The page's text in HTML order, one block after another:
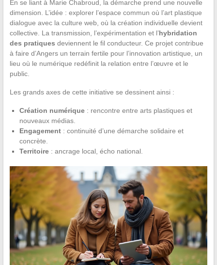
En se liant à Marie Chabroud, la démarche prend une nouvelle
dimension. L’idée : explorer l’espace commun où l’art plastique
dialogue avec la culture web, où la création individuelle devient
collective. La transmission, l’expérimentation et l’hybridation
des pratiques deviennent le fil conducteur. Ce projet contribue
à faire d’Angers un terrain fertile pour l’innovation artistique, un
lieu où le numérique redéfinit la relation entre l’œuvre et le
public.
Les grands axes de cette initiative se dessinent ainsi :
Création numérique: rencontre entre arts plastiques et
nouveaux médias.
Engagement: continuité d’une démarche solidaire et
concrète.
Territoire: ancrage local, écho national.